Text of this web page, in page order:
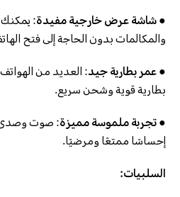
● شاشة عرض خارجية مفيدة:
والمكالمات بدون الحاجة إلى فتح
● عمر بطارية جيد: العديد من
بطارية قوية وشحن سريع.
● تجربة ملموسة مميزة: صوت وصدى
إحساسًا ممتعًا ومرضيًا.
السلبيات: